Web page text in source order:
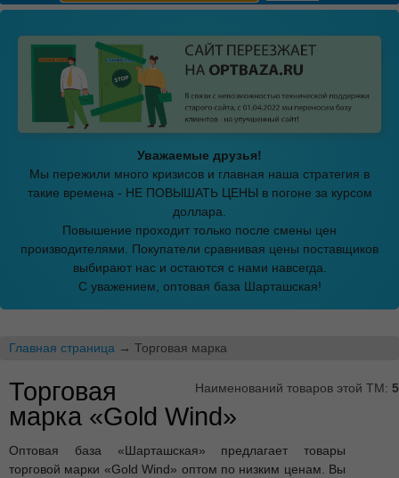
Уважаемые друзья!
Мы пережили много кризисов и главная наша стратегия в
такие времена - НЕ ПОВЫШАТЬ ЦЕНЫ в погоне за курсом
доллара.
Повышение проходит только после смены цен
производителями. Покупатели сравнивая цены поставщиков
выбирают нас и остаются с нами навсегда.
С уважением, оптовая база Шарташская!
Главная страница → Торговая марка
Наименований товаров этой ТМ: 5
Торговая
марка «Gold Wind»
Оптовая база «Шарташская» предлагает товары
торговой марки «Gold Wind» оптом по низким ценам. Вы